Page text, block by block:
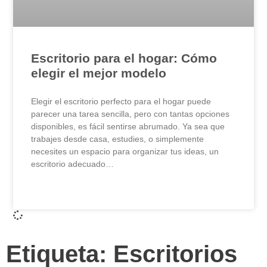
Escritorio para el hogar: Cómo
elegir el mejor modelo
Elegir el escritorio perfecto para el hogar puede
parecer una tarea sencilla, pero con tantas opciones
disponibles, es fácil sentirse abrumado. Ya sea que
trabajes desde casa, estudies, o simplemente
necesites un espacio para organizar tus ideas, un
escritorio adecuado…
Etiqueta: Escritorios